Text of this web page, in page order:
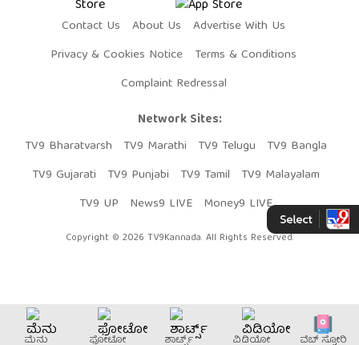
Contact Us About Us
Advertise With Us
Privacy & Cookies Notice
Terms & Conditions
Complaint Redressal
Network Sites:
TV9 Bharatvarsh
TV9 Marathi TV9 Telugu
TV9 Bangla
TV9 Gujarati
TV9 Punjabi TV9 Tamil
TV9 Malayalam
TV9 UP
News9 LIVE Money9 LIVE
Copyright © 2026 TV9Kannada. All Rights Reserved.
ಮೆನು ಫೋಟೋ ಶಾರ್ಟ್ಸ್ ವಿಡಿಯೋ ವೆಬ್​ ಸ್ಟೋರಿ